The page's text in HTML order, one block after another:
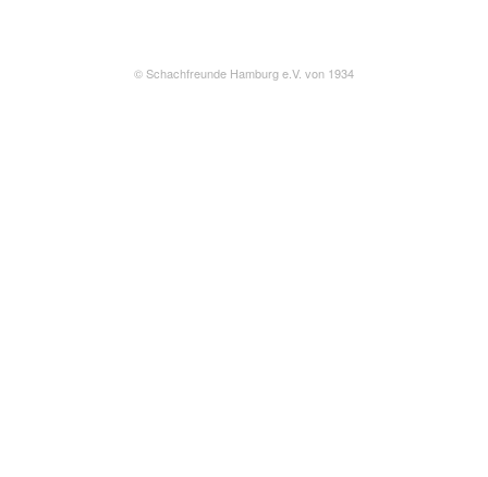
©Schachfreunde Hamburg e.V. von 1934